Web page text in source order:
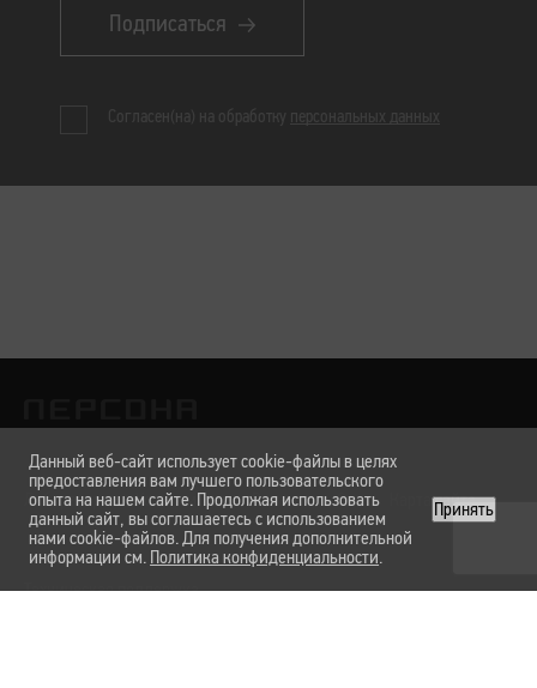
Подписаться
Согласен(на) на обработку персональных данных
Лаборатории Услуги и цены Вакансии О нас Карта сайта
Техническая поддержка
Данный веб-сайт использует cookie-файлы в целях
предоставления вам лучшего пользовательского
опыта на нашем сайте. Продолжая использовать
данный сайт, вы соглашаетесь с использованием
нами cookie-файлов. Для получения дополнительной
информации см. Политика конфиденциальности
Принять